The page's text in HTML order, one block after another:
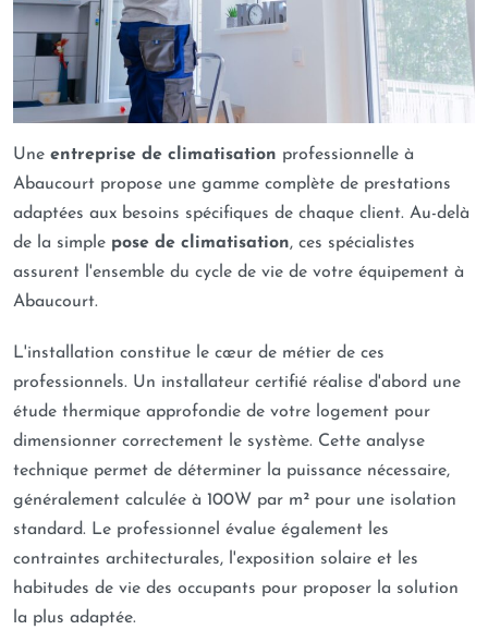
Une entreprise de climatisation professionnelle à
Abaucourt propose une gamme complète de prestations
adaptées aux besoins spécifiques de chaque client. Au-delà
de la simple pose de climatisation, ces spécialistes
assurent l'ensemble du cycle de vie de votre équipement à
Abaucourt.
L'installation constitue le cœur de métier de ces
professionnels. Un installateur certifié réalise d'abord une
étude thermique approfondie de votre logement pour
dimensionner correctement le système. Cette analyse
technique permet de déterminer la puissance nécessaire,
généralement calculée à 100W par m² pour une isolation
standard. Le professionnel évalue également les
contraintes architecturales, l'exposition solaire et les
habitudes de vie des occupants pour proposer la solution
la plus adaptée.